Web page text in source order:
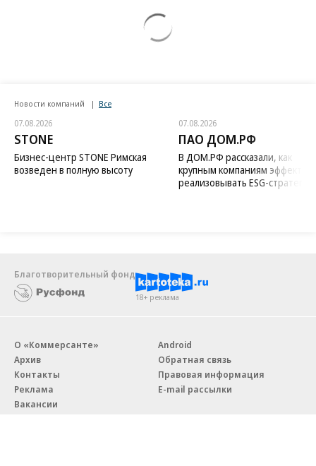
Новости компаний
07.08.2026
возведен в полную высоту
07.08.2026
В ДОМ.РФ рассказали, как
крупным компаниям
реализовывать ESG-стратегию